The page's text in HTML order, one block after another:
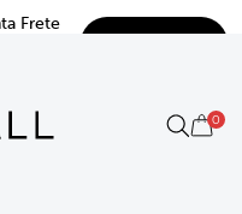
Frete
0